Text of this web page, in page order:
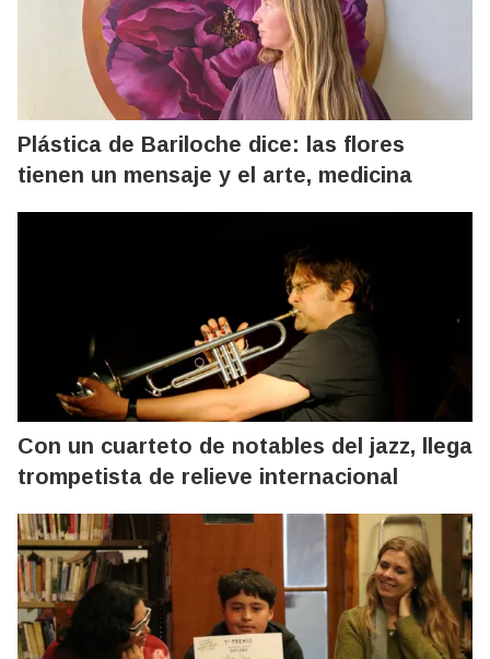
Plástica de Bariloche dice: las flores
tienen un mensaje y el arte, medicina
Con un cuarteto de notables del jazz, llega
trompetista de relieve internacional